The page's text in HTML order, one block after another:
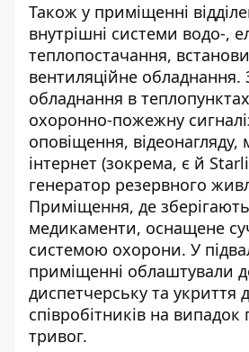
Також у приміщенні
внутрішні системи водо-,
теплопостачання,
вентиляційне обладнання.
обладнання в
охоронно-пожежну
оповіщення, відеонагляду,
інтернет (зокрема, є й
генератор резервного
Приміщення, де
медикаменти, оснащене
системою охорони. У
приміщенні облаштували
диспетчерську та укриття
співробітників на випадок
тривог.